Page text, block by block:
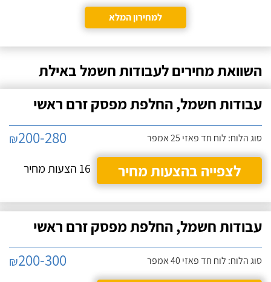
למחירון המלא
השוואת מחירים לעבודות חשמל באילת
עבודות חשמל, החלפת מפסק זרם ראשי
סוג הלוח: לוח חד פאזי 25 אמפר ₪200-280
לצפייה בהצעות מחיר
16 הצעות מחיר
עבודות חשמל, החלפת מפסק זרם ראשי
סוג הלוח: לוח חד פאזי 40 אמפר ₪200-300